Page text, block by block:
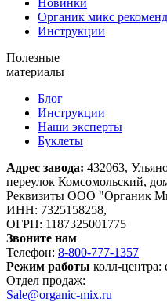
Органик микс
Инструкции
Полезные
материалы
Блог
Инструкции
Наши эксперты
Буклеты
Адрес завода: 432063,
переулок Комсомольский,
Реквизиты ООО "Органик
ИНН: 7325158258,
ОГРН: 1187325001775
Звоните нам
Телефон: 8-800-777-1357
Режим работы колл-центра:
Отдел продаж:
Sale@organic-mix.ru